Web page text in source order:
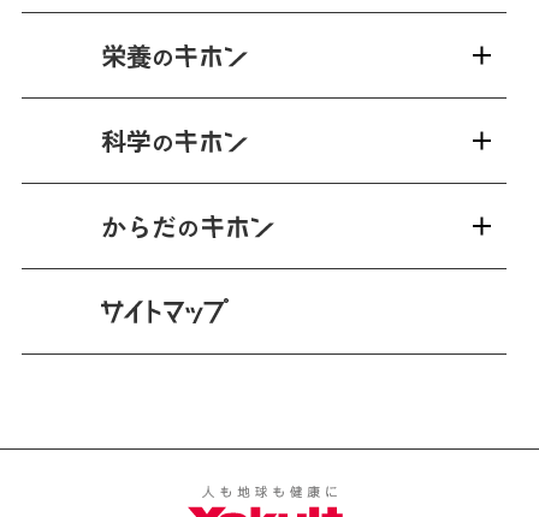
栄養の
科学の
からだの